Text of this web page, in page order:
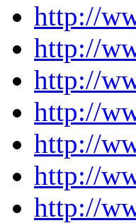
http://
http://
http://
http://
http://
http://
http://